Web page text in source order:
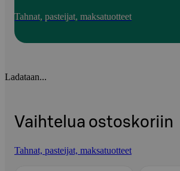
Tahnat, pasteijat, maksatuotteet
Ladataan...
Vaihtelua ostoskoriin
Tahnat, pasteijat, maksatuotteet